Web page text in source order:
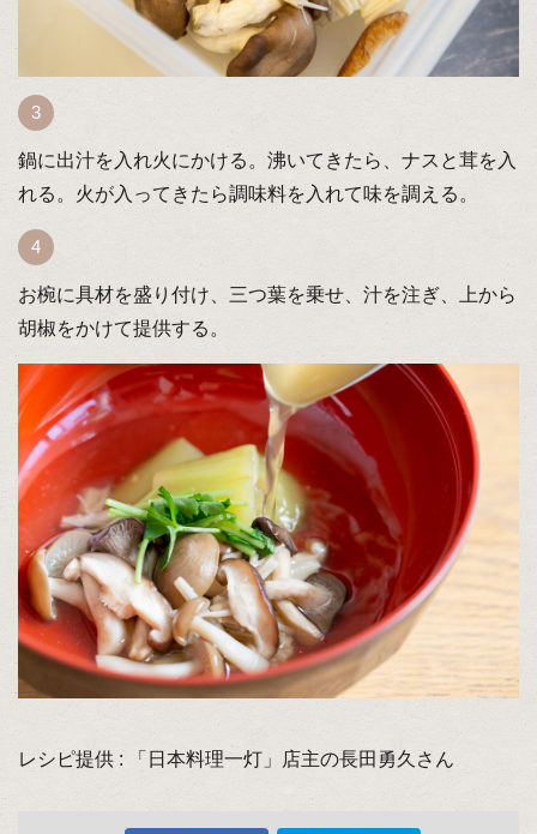
鍋に出汁を入れ火にかける。沸いてきたら、ナスと茸を入
れる。火が入ってきたら調味料を入れて味を調える。
お椀に具材を盛り付け、三つ葉を乗せ、汁を注ぎ、上から
胡椒をかけて提供する。
レシピ提供 : 「日本料理一灯」店主の長田勇久さん